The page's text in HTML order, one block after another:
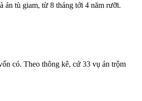
án tù giam, từ 8 tháng tới 4 năm rưỡi.
có. Theo thông kê, cứ 33 vụ án trộm